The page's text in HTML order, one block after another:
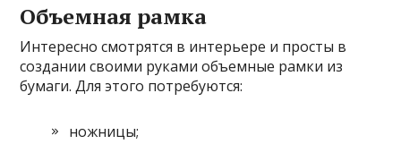
Объемная рамка
Интересно смотрятся в интерьере и просты в
создании своими руками объемные рамки из
бумаги. Для этого потребуются:
ножницы;